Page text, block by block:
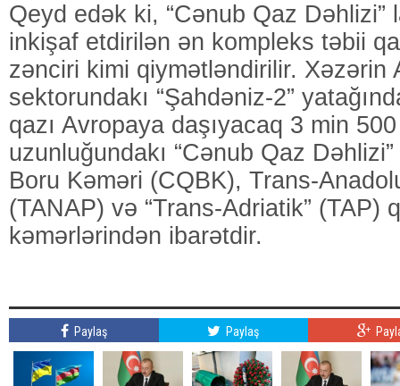
Qeyd edək ki, “Cənub Qaz Dəhlizi”
inkişaf etdirilən ən kompleks təbii
zənciri kimi qiymətləndirilir. Xəzərin
sektorundakı “Şahdəniz-2”
qazı Avropaya daşıyacaq 3 min
uzunluğundakı “Cənub Qaz
Boru Kəməri (CQBK), Trans-
(TANAP) və “Trans-Adriatik” (TAP)
kəmərlərindən ibarətdir.
Paylaş Paylaş